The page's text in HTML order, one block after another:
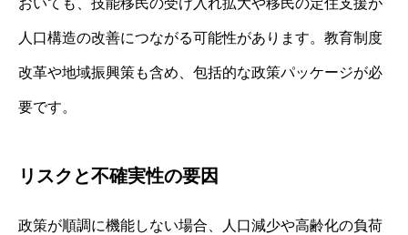
おいても、技能移民の受け入れ拡大や移民の定住支援が
人口構造の改善につながる可能性があります。教育制度
改革や地域振興策も含め、包括的な政策パッケージが必
要です。
リスクと不確実性の要因
政策が順調に機能しない場合、人口減少や高齢化の負荷